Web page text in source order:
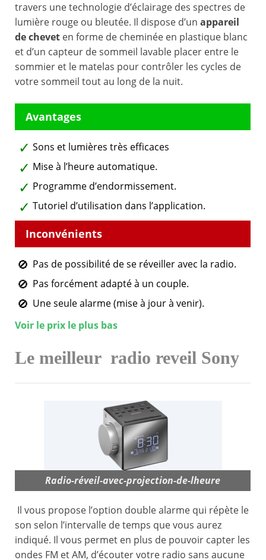
travers une technologie d’éclairage des spectres de
lumière rouge ou bleutée. Il dispose d’un appareil
de chevet en forme de cheminée en plastique blanc
et d’un capteur de sommeil lavable placer entre le
sommier et le matelas pour contrôler les cycles de
votre sommeil tout au long de la nuit.
Sons et lumières très efficaces
Mise à l’heure automatique.
Programme d’endormissement.
Tutoriel d’utilisation dans l’application.
Pas de possibilité de se réveiller avec la radio.
Pas forcément adapté à un couple.
Une seule alarme (mise à jour à venir).
Voir le prix le plus bas
Le meilleur radio reveil Sony
Radio-réveil-avec-projection-de-lheure
Il vous propose l’option double alarme qui répète le
son selon l’intervalle de temps que vous aurez
indiqué. Il vous permet en plus de pouvoir capter les
ondes FM et AM, d’écouter votre radio sans aucune